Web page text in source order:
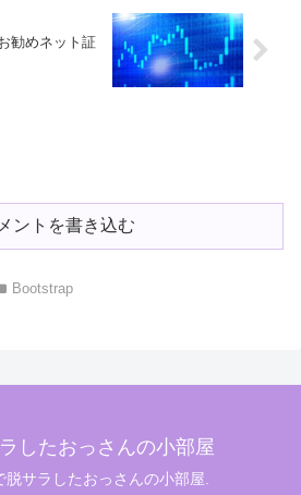
勧めネット証
ントを書き込む
Bootstrap
したおっさんの小部屋
サラしたおっさんの小部屋.